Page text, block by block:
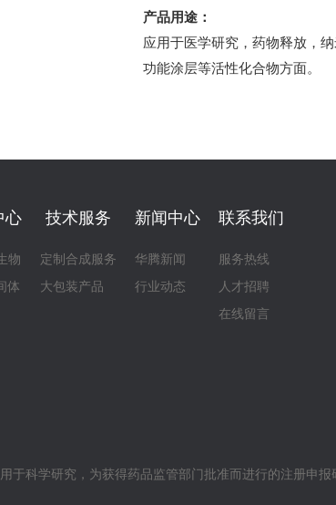
产品用途：
应用于医学研究，药物释放，
功能涂层等活性化合物方面。
心
物
体
技术服务
定制合成服务
大包装产品
新闻中心
华腾新闻
行业动态
联系我们
服务热线
人才招聘
在线留言
于科学研究，为获得药品监管部门批准而进行的注册申